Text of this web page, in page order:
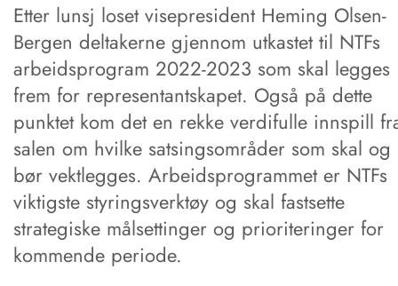
Etter lunsj loset visepresident Heming Olsen-
Bergen deltakerne gjennom utkastet til NTFs
arbeidsprogram 2022-2023 som skal legges
frem for representantskapet. Også på dette
punktet kom det en rekke verdifulle innspill
salen om hvilke satsingsområder som skal og
bør vektlegges. Arbeidsprogrammet er NTFs
viktigste styringsverktøy og skal fastsette
strategiske målsettinger og prioriteringer for
kommende periode.